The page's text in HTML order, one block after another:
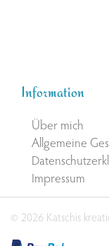
Information
Über mich
Allgemeine
Impressum
© 2026 Katschis